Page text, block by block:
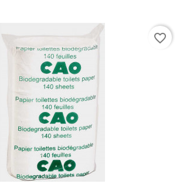
favorite_border